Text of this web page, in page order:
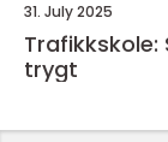
31. July 2025
trygt